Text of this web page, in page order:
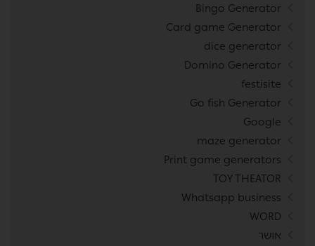
Bingo Generator
Card game Generator
dice generator
Domino Generator
festisite
Go fish Generator
Google
maze generator
Print game generators
TOY THEATOR
Whatsapp business
WORD
אושר